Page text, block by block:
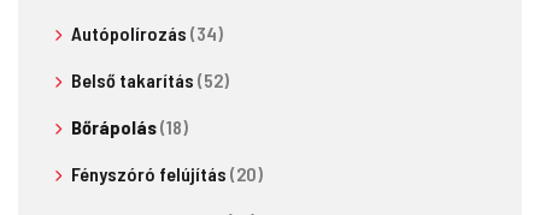
Autópolírozás (34)
Belső takarítás (52)
Bőrápolás(18)
Fényszóró felújítás (20)